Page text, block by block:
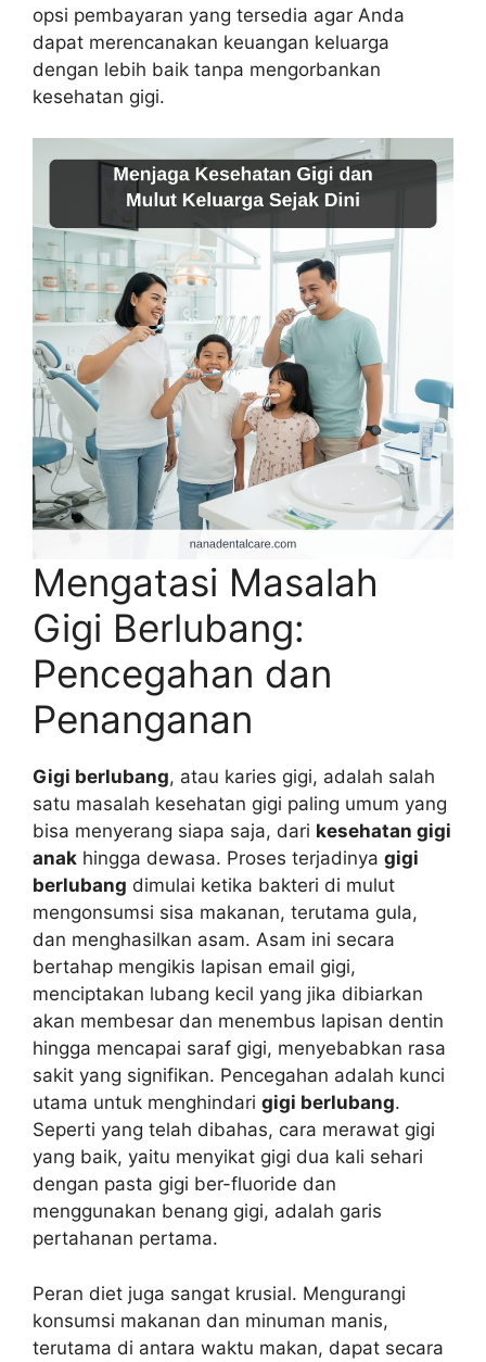
opsi pembayaran yang tersedia agar Anda
dapat merencanakan keuangan keluarga
dengan lebih baik tanpa mengorbankan
kesehatan gigi.
Mengatasi Masalah
Gigi Berlubang:
Pencegahan dan
Penanganan
Gigi berlubang, atau karies gigi, adalah salah
satu masalah kesehatan gigi paling umum yang
bisa menyerang siapa saja, dari kesehatan gigi
anak hingga dewasa. Proses terjadinya gigi
berlubang dimulai ketika bakteri di mulut
mengonsumsi sisa makanan, terutama gula,
dan menghasilkan asam. Asam ini secara
bertahap mengikis lapisan email gigi,
menciptakan lubang kecil yang jika dibiarkan
akan membesar dan menembus lapisan dentin
hingga mencapai saraf gigi, menyebabkan rasa
sakit yang signifikan. Pencegahan adalah kunci
utama untuk menghindari gigi berlubang.
Seperti yang telah dibahas, cara merawat gigi
yang baik, yaitu menyikat gigi dua kali sehari
dengan pasta gigi ber-fluoride dan
menggunakan benang gigi, adalah garis
pertahanan pertama.
Peran diet juga sangat krusial. Mengurangi
konsumsi makanan dan minuman manis,
terutama di antara waktu makan, dapat secara